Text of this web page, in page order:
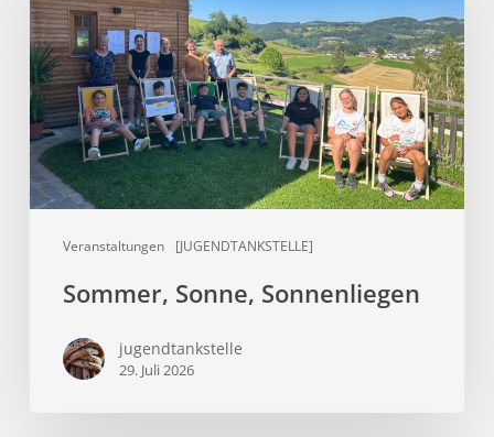
Veranstaltungen [JUGENDTANKSTELLE]
Sommer, Sonne, Sonnenliegen
jugendtankstelle
29. Juli 2026